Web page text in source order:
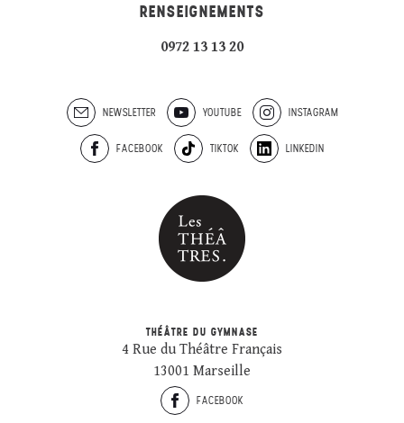
RENSEIGNEMENTS
0972 13 13 20
NEWSLETTER YOUTUBE INSTAGRAM
FACEBOOK TIKTOK LINKEDIN
THÉÂTRE DU GYMNASE
4 Rue du Théâtre Français
13001 Marseille
FACEBOOK